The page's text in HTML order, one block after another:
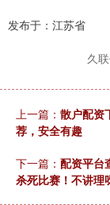
发布于：江苏省
久
上一篇： 散户配资
荐，安全有趣
下一篇： 配资平台
杀死比赛！不讲理